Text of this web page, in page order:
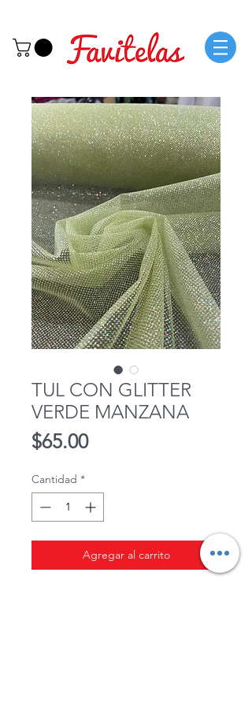
TUL CON GLITTER
VERDE MANZANA
$65.00Precio
Cantidad *
Agregar al carrito